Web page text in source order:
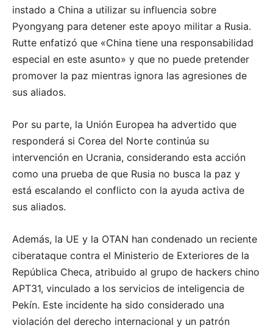
instado a China a utilizar su influencia sobre
Pyongyang para detener este apoyo militar a Rusia.
Rutte enfatizó que «China tiene una responsabilidad
especial en este asunto» y que no puede pretender
promover la paz mientras ignora las agresiones de
sus aliados.
Por su parte, la Unión Europea ha advertido que
responderá si Corea del Norte continúa su
intervención en Ucrania, considerando esta acción
como una prueba de que Rusia no busca la paz y
está escalando el conflicto con la ayuda activa de
sus aliados.
Además, la UE y la OTAN han condenado un reciente
ciberataque contra el Ministerio de Exteriores de la
República Checa, atribuido al grupo de hackers chino
APT31, vinculado a los servicios de inteligencia de
Pekín. Este incidente ha sido considerado una
violación del derecho internacional y un patrón